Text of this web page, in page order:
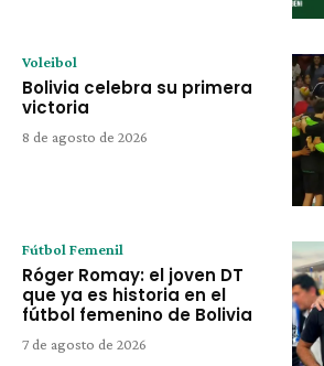
Voleibol
Bolivia celebra su primera
victoria
8 de agosto de 2026
Fútbol Femenil
Róger Romay: el joven DT
que ya es historia en el
fútbol femenino de Bolivia
7 de agosto de 2026